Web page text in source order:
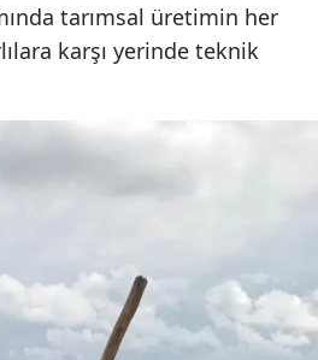
Gaziantep
Giresun
Mersin
tarımsal üretimin her
karşı yerinde teknik